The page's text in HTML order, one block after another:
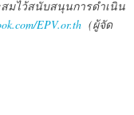
มไว้สนับสนุนการดำเนิน
EPV.or.th(ผู้จัด